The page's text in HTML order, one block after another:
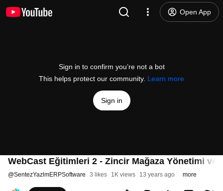
Open App
Sign in to confirm you’re not a bot
This helps protect our community. Learn more
Sign in
WebCast Eğitimleri 2 - Zincir Mağaza Yönetimi ve
@SentezYazlmERPSoftware 3 likes 1K views 13 years ago more